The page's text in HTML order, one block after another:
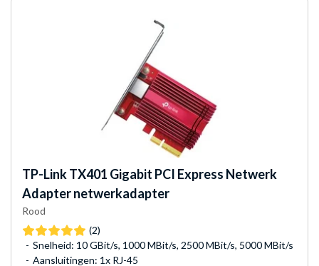
TP-LinkTX401 Gigabit PCI Express Netwerk
Adapter netwerkadapter
Rood
(2)
Snelheid: 10 GBit/s, 1000 MBit/s, 2500 MBit/s, 5000 MBit/s
Aansluitingen: 1x RJ-45